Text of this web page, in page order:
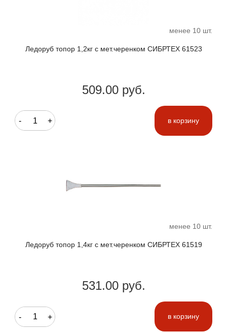
менее 10 шт.
Ледоруб топор 1,2кг с мет.черенком СИБРТЕХ 61523
509.00 руб.
- + в корзину
менее 10 шт.
Ледоруб топор 1,4кг с мет.черенком СИБРТЕХ 61519
531.00 руб.
- + в корзину